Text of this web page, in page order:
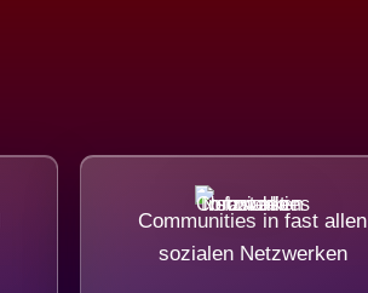
Communities in fast allen
sozialen Netzwerken